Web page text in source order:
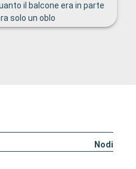
il balcone era in parte
solo un oblo
Nodi